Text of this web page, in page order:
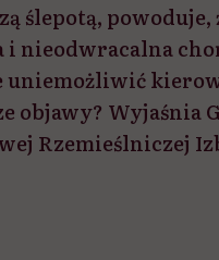
ślepotą, powoduje,
nieodwracalna
uniemożliwić
objawy? Wyjaśnia
Rzemieślniczej